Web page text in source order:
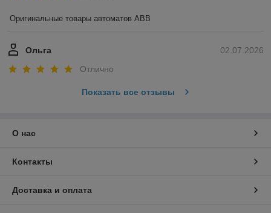
Оригинальные товары автоматов ABB
02.07.2026
Ольга
Отлично
Показать все отзывы
О нас
Контакты
Доставка и оплата